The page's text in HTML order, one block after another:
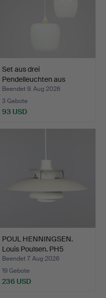
Set aus drei
Pendelleuchten aus
mattem/glä…
Beendet 9. Aug 2026
3 Gebote
93 USD
POUL HENNINGSEN.
Louis Poulsen. PH5
Pendel…
Beendet 7. Aug 2026
19 Gebote
236 USD